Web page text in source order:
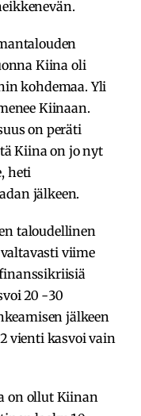
Kiina oli
kohdemaa. Yli
Kiinaan.
on peräti
Kiina on jo nyt
heti
jälkeen.
taloudellinen
viime
20 -30
jälkeen
vienti kasvoi vain
on ollut Kiinan